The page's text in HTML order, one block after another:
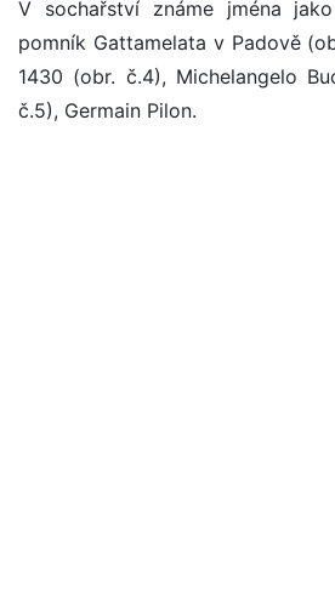
V sochařství známe jména
pomník Gattamelata v Padově
1430 (obr. č.4), Michelangelo
č.5), Germain Pilon.